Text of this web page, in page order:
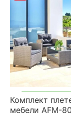
Комплект
мебели AFM-